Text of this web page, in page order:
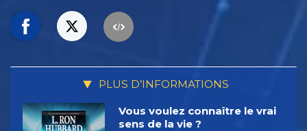
PLUS D’INFORMATIONS
Vous voulez connaître le vrai
sens de la vie ?